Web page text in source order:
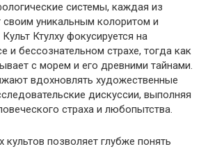
системы, каждая из
уникальным колоритом и
Ктулху фокусируется на
и бессознательном страхе, тогда как
с морем и его древними тайнами.
вдохновлять художественные
дискуссии, выполняя
страха и любопытства.
культов позволяет глубже понять